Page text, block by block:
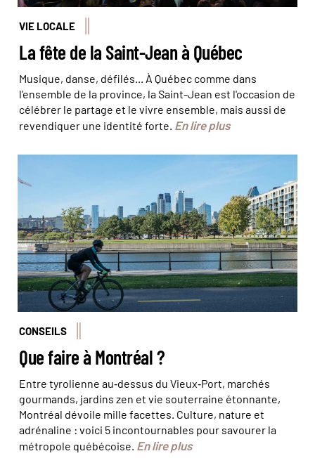
VIE LOCALE
La fête de la Saint-Jean à Québec
Musique, danse, défilés... À Québec comme dans
l'ensemble de la province, la Saint-Jean est l'occasion de
célébrer le partage et le vivre ensemble, mais aussi de
revendiquer une identité forte. En lire plus
À Montréal, balade en vélo le long du canal Lachine ©
David Giral/REA/Comptoir des Voyages
CONSEILS
Que faire à Montréal ?
Entre tyrolienne au‑dessus du Vieux‑Port, marchés
gourmands, jardins zen et vie souterraine étonnante,
Montréal dévoile mille facettes. Culture, nature et
adrénaline : voici 5 incontournables pour savourer la
métropole québécoise. En lire plus